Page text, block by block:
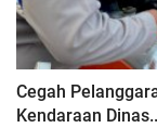
Cegah
Kendaraan